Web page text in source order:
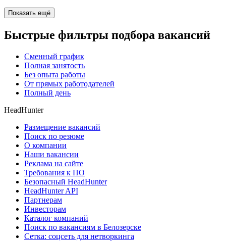
Показать ещё
Быстрые фильтры подбора вакансий
Сменный график
Полная занятость
Без опыта работы
От прямых работодателей
Полный день
HeadHunter
Размещение вакансий
Поиск по резюме
О компании
Наши вакансии
Реклама на сайте
Требования к ПО
Безопасный HeadHunter
HeadHunter API
Партнерам
Инвесторам
Каталог компаний
Поиск по вакансиям в Белозерске
Сетка: соцсеть для нетворкинга